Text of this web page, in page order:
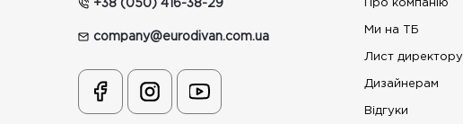
+38 (050) 416-38-29
company@eurodivan.com.ua
Про компанію
Ми на ТБ
Лист директору
Дизайнерам
Відгуки